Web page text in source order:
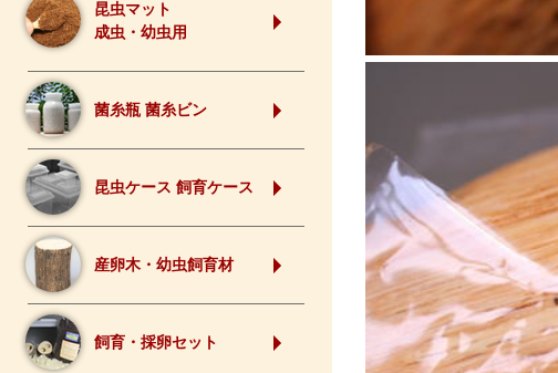
昆虫マット
成虫・幼虫用
菌糸瓶 菌糸ビン
昆虫ケース 飼育ケース
産卵木・幼虫飼育材
飼育・採卵セット